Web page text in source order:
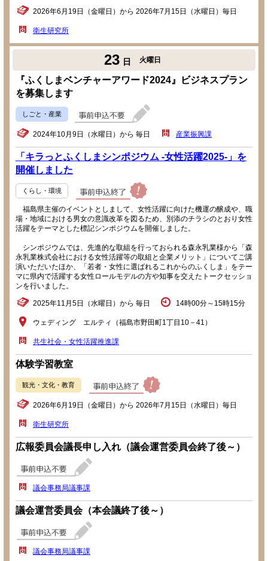
2026年6月19日（金曜日）から 2026年7月15日（水曜日）毎日
衛生研究所
23 日 火曜日
『ふくしまベンチャーアワード2024』ビジネスプラン
を募集します
しごと・産業
2024年10月9日（水曜日）から 毎日 産業振興課
「キラっとふくしまシンポジウム -女性活躍2025-」を
開催しました
くらし・環境
福島県主催のイベントとしまして、女性活躍に向けた機運の醸成や、職
場・地域における男女の意識改革を図るため、別添のチラシのとおり女性
活躍をテーマとした標記シンポジウムを開催しました。
シンポジウムでは、先進的な取組を行っておられる森永乳業様から「森
永乳業株式会社における女性活躍等の取組と企業メリット」についてご講
演いただいたほか、「若者・女性に選ばれるこれからのふくしま」をテー
マに県内で活躍する女性ロールモデルの方や知事を交えたトークセッショ
ンを行いました。
2025年11月5日（水曜日）から 毎日 14時00分～15時15分
ウェディング エルティ（福島市野田町1丁目10－41）
共生社会・女性活躍推進課
体験学習教室
観光・文化・教育
2026年6月19日（金曜日）から 2026年7月15日（水曜日）毎日
衛生研究所
広報委員会議長申し入れ（議会運営委員会終了後～）
議会事務局議事課
議会運営委員会（本会議終了後～）
議会事務局議事課